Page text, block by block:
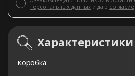
персональных данных и даю согласие
Характеристики
Коробка: